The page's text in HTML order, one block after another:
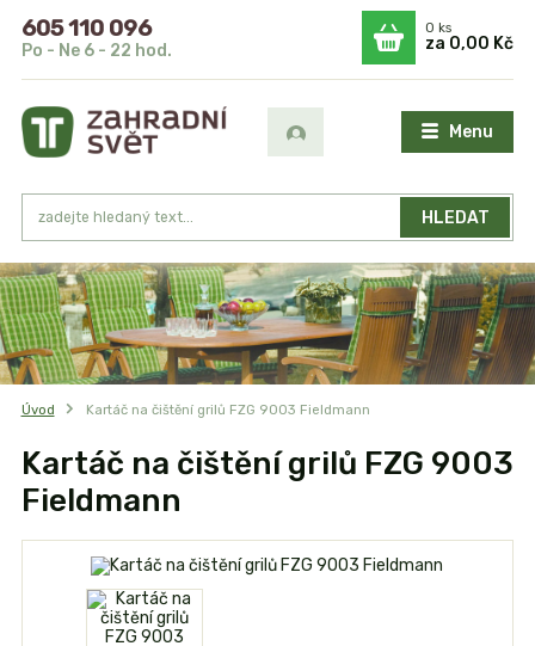
Menu
HLEDAT
605 110 096
Po - Ne 6 - 22 hod.
0ks
za 0,00 Kč
Úvod Kartáč na čištění grilů FZG 9003 Fieldmann
Kartáč na čištění grilů FZG 9003
Fieldmann